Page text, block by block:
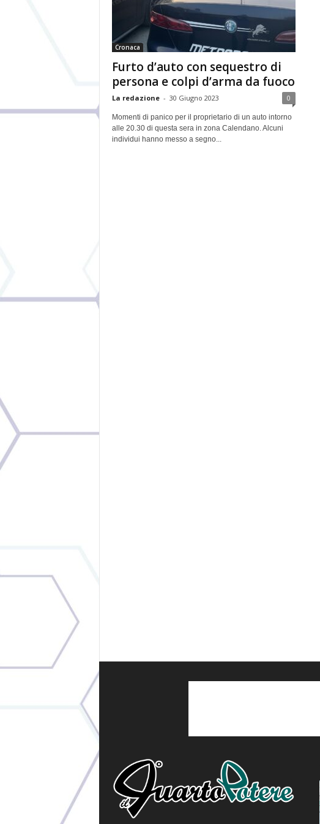
Cronaca
Furto d’auto con sequestro di
persona e colpi d’arma da fuoco
La redazione - 30 Giugno 2023 0
Momenti di panico per il proprietario di un auto intorno
alle 20.30 di questa sera in zona Calendano. Alcuni
individui hanno messo a segno...